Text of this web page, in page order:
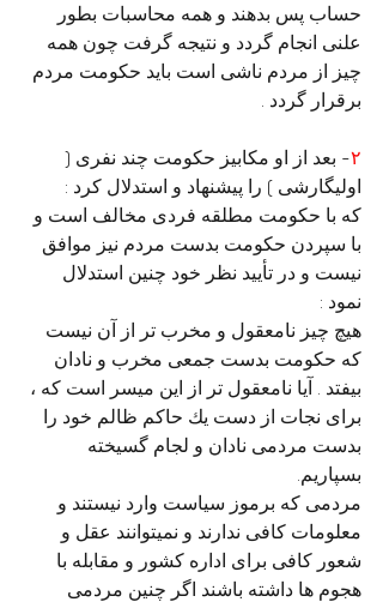
حساب پس بدهند و همه محاسبات بطور
علنی انجام گردد و نتیجه گرفت چون همه
چیز از مردم ناشی است باید حکومت مردم
برقرار گردد .
۲- بعد از او مکابیز حکومت چند نفری (
اولیگارشی ) را پیشنهاد و استدلال کرد :
که با حکومت مطلقه فردی مخالف است و
با سپردن حکومت بدست مردم نیز موافق
نیست و در تأیید نظر خود چنین استدلال
نمود :
هیچ چیز نامعقول و مخرب تر از آن نیست
که حکومت بدست جمعی مخرب و نادان
بیفتد . آیا نامعقول تر از این میسر است که ،
برای نجات از دست يك حاكم ظالم خود را
بدست مردمی نادان و لجام گسیخته
بسپاریم.
مردمی که برموز سیاست وارد نیستند و
معلومات کافی ندارند و نمیتوانند عقل و
شعور کافی برای اداره کشور و مقابله با
هجوم ها داشته باشند اگر چنین مردمی